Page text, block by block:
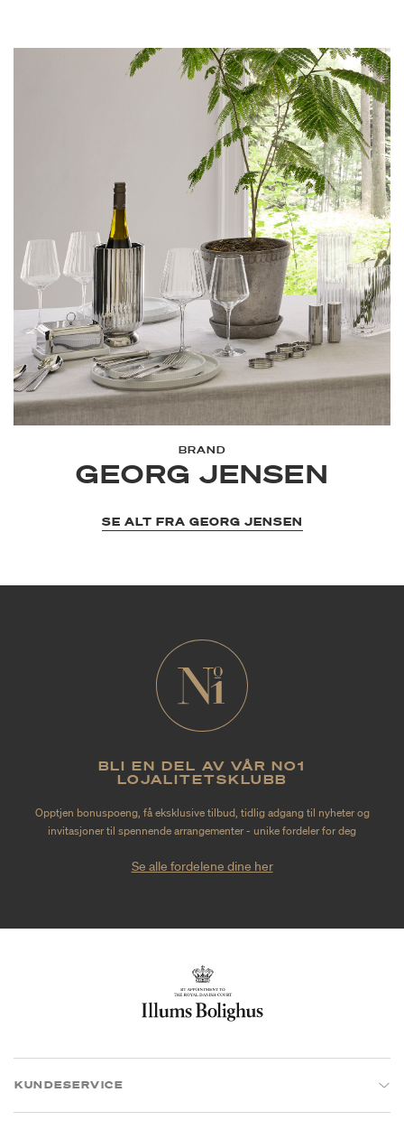
BRAND
GEORG JENSEN
SE ALT FRA GEORG JENSEN
BLI EN DEL AV VÅR NO1
LOJALITETSKLUBB
Opptjen bonuspoeng, få eksklusive tilbud, tidlig adgang til nyheter og
invitasjoner til spennende arrangementer - unike fordeler for deg
Se alle fordelene dine her
KUNDESERVICE